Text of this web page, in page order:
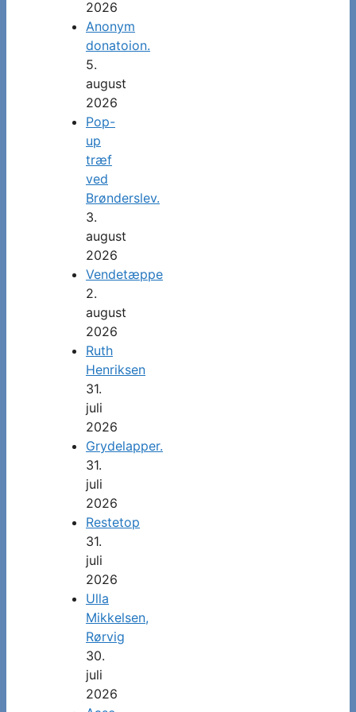
2026
Anonym
donatoion.
5.
august
2026
Pop-
up
træf
ved
Brønderslev.
3.
august
2026
Vendetæppe
2.
august
2026
Ruth
Henriksen
31.
juli
2026
Grydelapper.
31.
juli
2026
Restetop
31.
juli
2026
Ulla
Mikkelsen,
Rørvig
30.
juli
2026